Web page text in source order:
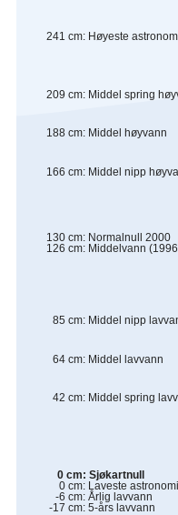
241 cm: Høyeste
209 cm: Middel spring
188 cm: Middel høyvann
166 cm: Middel nipp
130 cm: Normalnull 2000
126 cm: Middelvann
85 cm: Middel nipp
64 cm: Middel lavvann
42 cm: Middel spring
0 cm: Sjøkartnull
0 cm: Laveste
-6 cm: Årlig lavvann
-17 cm: 5-års lavvann